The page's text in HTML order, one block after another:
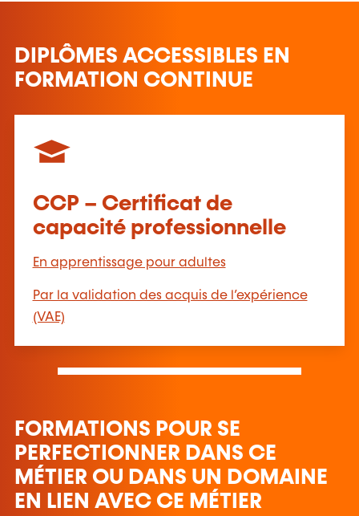
DIPLÔMES ACCESSIBLES EN
FORMATION CONTINUE
CCP – Certificat de
capacité professionnelle
En apprentissage pour adultes
Par la validation des acquis de l’expérience
(VAE)
FORMATIONS POUR SE
PERFECTIONNER DANS CE
MÉTIER OU DANS UN DOMAINE
EN LIEN AVEC CE MÉTIER